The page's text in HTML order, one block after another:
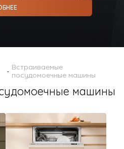
- Встраиваемые
посудомоечные машины
машины